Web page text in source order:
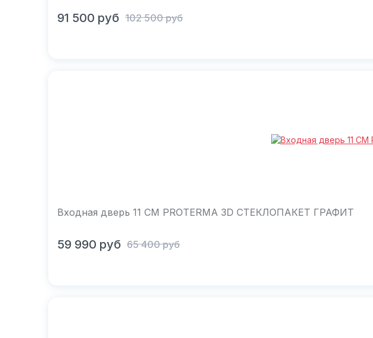
В корзину
91 500 руб 102 500 руб
Входная дверь 11 СМ PROTERMA 3D СТЕКЛОПАКЕТ ГРАФИТ
В корзину
59 990 руб 65 400 руб